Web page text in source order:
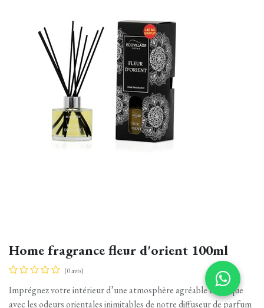
Home fragrance fleur d'orient 100ml
(0 avis)
Imprégnez votre intérieur d’une atmosphère agréable et unique
avec les odeurs orientales inimitables de notre diffuseur de parfum